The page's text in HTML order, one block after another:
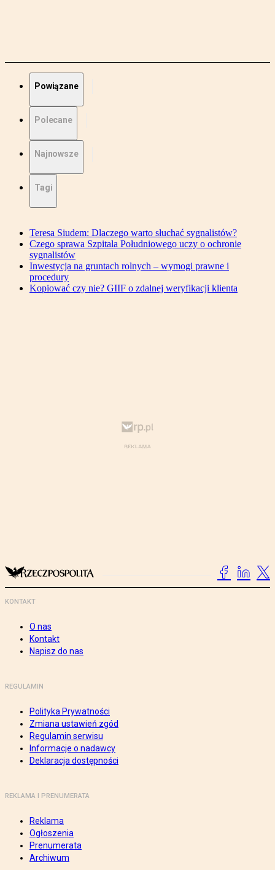
Powiązane
Polecane
Najnowsze
Tagi
Teresa Siudem: Dlaczego warto słuchać sygnalistów?
Czego sprawa Szpitala Południowego uczy o ochronie
sygnalistów
Inwestycja na gruntach rolnych – wymogi prawne i
procedury
Kopiować czy nie? GIIF o zdalnej weryfikacji klienta
KONTAKT
O nas
Kontakt
Napisz do nas
REGULAMIN
Polityka Prywatności
Zmiana ustawień zgód
Regulamin serwisu
Informacje o nadawcy
Deklaracja dostępności
REKLAMA I PRENUMERATA
Reklama
Ogłoszenia
Prenumerata
Archiwum